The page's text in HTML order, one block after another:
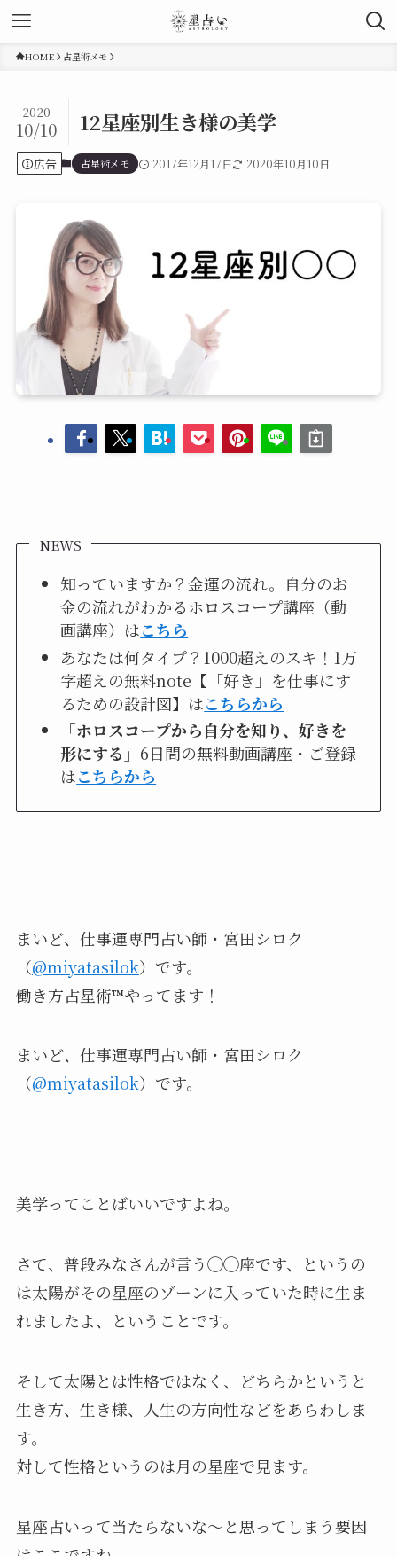
HOME 占星術メモ
12星座別生き様の美学
2020
10/10
広告 占星術メモ 2017年12月17日 2020年10月10日
NEWS
知っていますか？金運の流れ。自分のお
金の流れがわかるホロスコープ講座（動
画講座）はこちら
あなたは何タイプ？1000超えのスキ！1万
字超えの無料note【「好き」を仕事にす
るための設計図】はこちらから
「ホロスコープから自分を知り、好きを
形にする」 6日間の無料動画講座・ご登録
はこちらから
まいど、仕事運専門占い師・宮田シロク
（@miyatasilok） です。
働き方占星術™︎やってます！
まいど、仕事運専門占い師・宮田シロク
（@miyatasilok）です。
美学ってことばいいですよね。
さて、普段みなさんが言う◯◯座です、というの
は太陽がその星座のゾーンに入っていた時に生ま
れましたよ、ということです。
そして太陽とは性格ではなく、どちらかというと
生き方、生き様、人生の方向性などをあらわしま
す。
対して性格というのは月の星座で見ます。
星座占いって当たらないな〜と思ってしまう要因